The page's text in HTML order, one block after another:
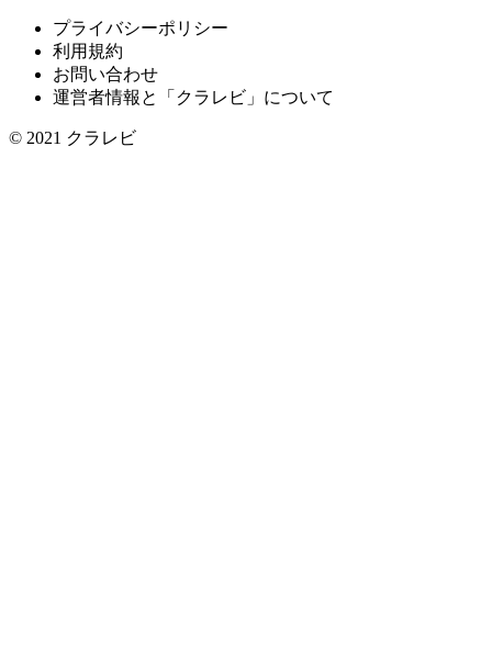
プライバシーポリシー
利用規約
お問い合わせ
運営者情報と「クラレビ」について
© 2021 クラレビ